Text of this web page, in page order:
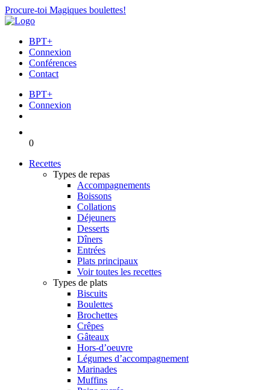
Procure-toi Magiques boulettes!
BPT+
Connexion
Conférences
Contact
BPT+
Connexion
0
Recettes
Types de repas
Accompagnements
Boissons
Collations
Déjeuners
Desserts
Dîners
Entrées
Plats principaux
Voir toutes les recettes
Types de plats
Biscuits
Boulettes
Brochettes
Crêpes
Gâteaux
Hors-d’oeuvre
Légumes d’accompagnement
Marinades
Muffins